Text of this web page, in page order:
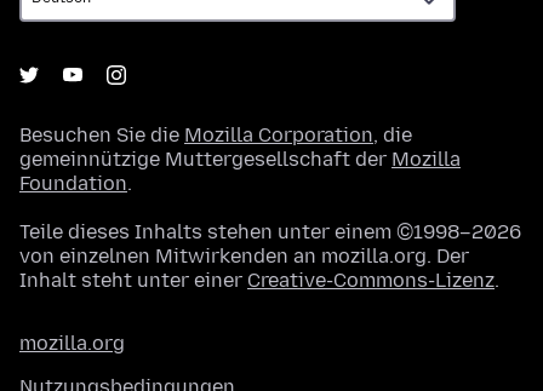
Besuchen Sie die Mozilla Corporation, die
gemeinnützige Muttergesellschaft der Mozilla
Foundation.
Teile dieses Inhalts stehen unter einem ©1998–2026
von einzelnen Mitwirkenden an mozilla.org. Der
Inhalt steht unter einer Creative-Commons-Lizenz.
mozilla.org